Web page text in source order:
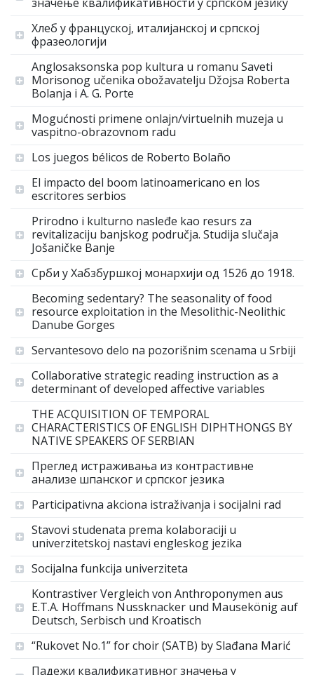
Хлеб у француској, италијанској и српској
фразеологији
Anglosaksonska pop kultura u romanu Saveti
Morisonog učenika obožavatelju Džojsa Roberta
Bolanja i A. G. Porte
Mogućnosti primene onlajn/virtuelnih muzeja u
vaspitno-obrazovnom radu
Los juegos bélicos de Roberto Bolaño
El impacto del boom latinoamericano en los
escritores serbios
Prirodno i kulturno nasleđe kao resurs za
revitalizaciju banjskog područja. Studija slučaja
Jošaničke Banje
Срби у Хабзбуршкој монархији од 1526 до 1918.
Becoming sedentary? The seasonality of food
resource exploitation in the Mesolithic-Neolithic
Danube Gorges
Servantesovo delo na pozorišnim scenama u Srbiji
Collaborative strategic reading instruction as a
determinant of developed affective variables
THE ACQUISITION OF TEMPORAL
CHARACTERISTICS OF ENGLISH DIPHTHONGS BY
NATIVE SPEAKERS OF SERBIAN
Преглед истраживања из контрастивне
анализе шпанског и српског језика
Participativna akciona istraživanja i socijalni rad
Stavovi studenata prema kolaboraciji u
univerzitetskoj nastavi engleskog jezika
Socijalna funkcija univerziteta
Kontrastiver Vergleich von Anthroponymen aus
E.T.A. Hoffmans Nussknacker und Mausekönig auf
Deutsch, Serbisch und Kroatisch
“Rukovet No.1” for choir (SATB) by Slađana Marić
Падежи квалификативног значења у